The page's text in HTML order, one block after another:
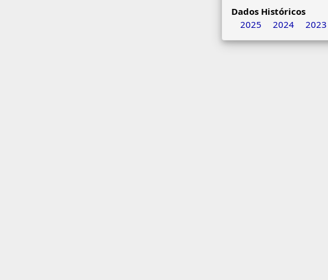
Dados Históricos
2025
2024 2023